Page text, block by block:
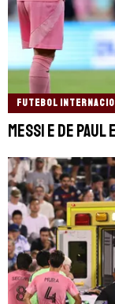
FUTEBOL
Messi e De